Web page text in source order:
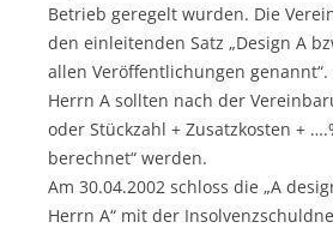
Betrieb geregelt wurden. Die
den einleitenden Satz „Design A
allen Veröffentlichungen genannt“.
Herrn A sollten nach der
oder Stückzahl + Zusatzkosten +
berechnet“ werden.
Am 30.04.2002 schloss die „A
Herrn A“ mit der